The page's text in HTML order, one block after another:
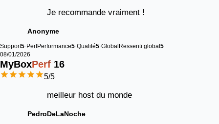
Je recommande vraiment !
Anonyme
Support5 PerfPerformance5 Qualité5 GlobalRessenti global5
08/01/2026
MyBoxPerf 16
5/5
meilleur host du monde
PedroDeLaNoche